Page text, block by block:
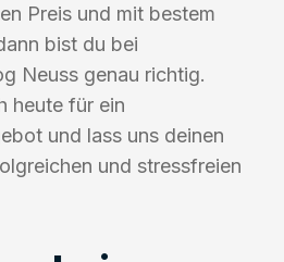
Preis und mit bestem
bist du bei
Neuss genau richtig.
heute für ein
und lass uns deinen
und stressfreien